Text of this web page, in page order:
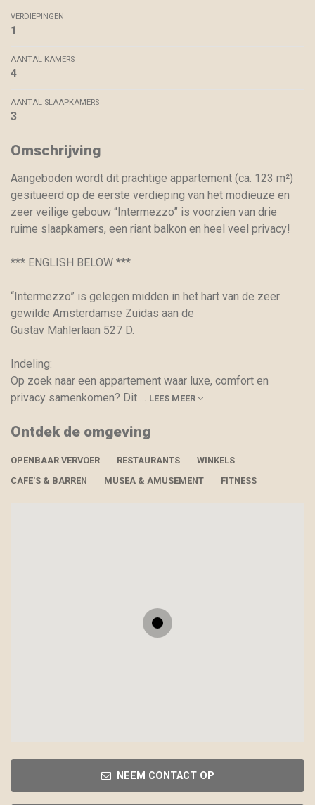
VERDIEPINGEN
1
AANTAL KAMERS
4
AANTAL SLAAPKAMERS
3
Omschrijving
Aangeboden wordt dit prachtige appartement (ca. 123 m²)
gesitueerd op de eerste verdieping van het modieuze en
zeer veilige gebouw “Intermezzo” is voorzien van drie
ruime slaapkamers, een riant balkon en heel veel privacy!
*** ENGLISH BELOW ***
“Intermezzo” is gelegen midden in het hart van de zeer
gewilde Amsterdamse Zuidas aan de
Gustav Mahlerlaan 527 D.
Indeling:
Op zoek naar een appartement waar luxe, comfort en
privacy samenkomen? Dit ... LEES MEER
Ontdek de omgeving
OPENBAAR VERVOER RESTAURANTS
WINKELS
CAFE'S & BARREN
MUSEA & AMUSEMENT FITNESS
NEEM CONTACT OP